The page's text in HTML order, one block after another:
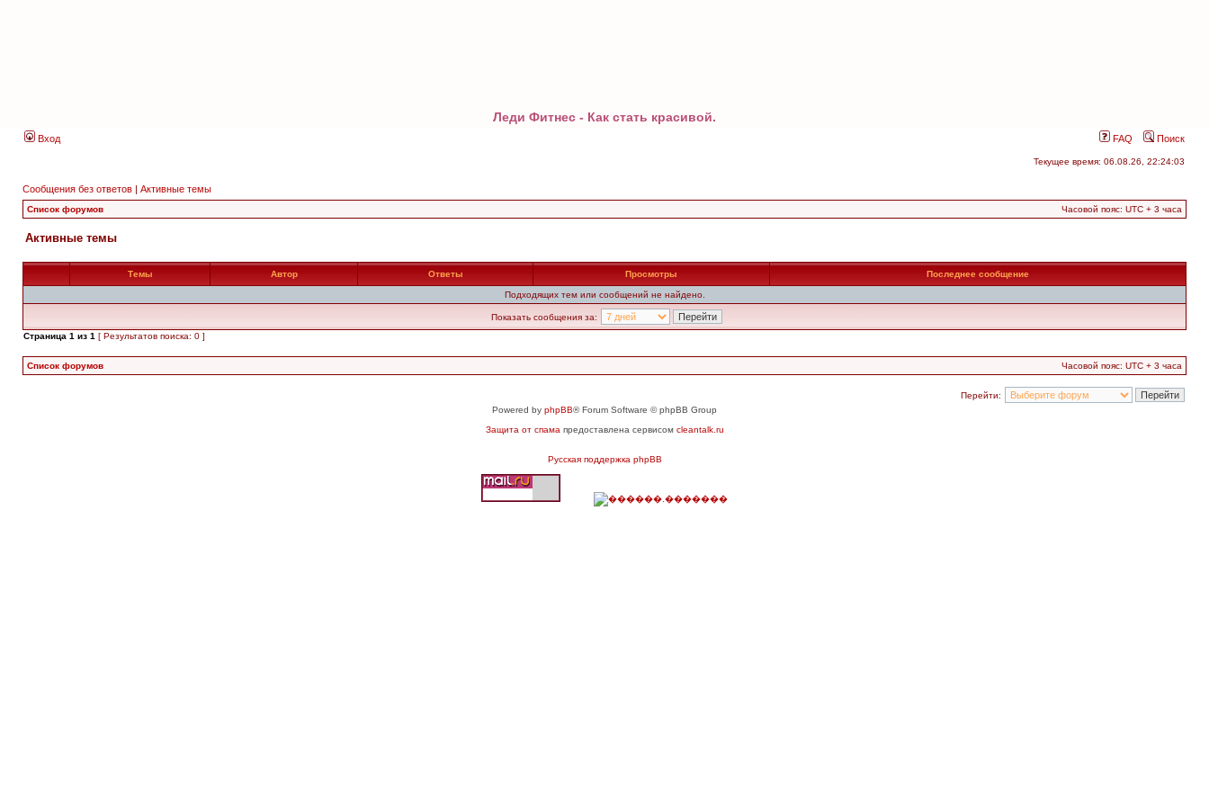
Леди Фитнес - Как стать красивой.
Вход FAQ Поиск
Текущее время: 06.08.26, 22:24:03
Сообщения без ответов | Активные темы
Список форумов Часовой пояс: UTC + 3 часа
Активные темы
Темы Автор Ответы Просмотры Последнее сообщение
Подходящих тем или сообщений не найдено.
Показать сообщения за:
Страница 1 из 1 [ Результатов поиска: 0 ]
Список форумов Часовой пояс: UTC + 3 часа
Перейти:
Powered by phpBB® Forum Software © phpBB Group
Защита от спама предоставлена сервисом cleantalk.ru
Русская поддержка phpBB